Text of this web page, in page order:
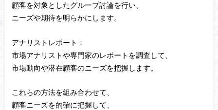
顧客を対象としたグループ討論を行い、
ニーズや期待を明らかにします。
アナリストレポート：
市場アナリストや専門家のレポートを調査して、
市場動向や潜在顧客のニーズを把握します。
これらの方法を組み合わせて、
顧客ニーズを的確に把握して、